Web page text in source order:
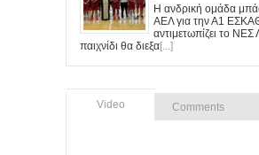
Η ανδρική ομάδα
ΑΕΛ για την Α1
αντιμετωπίζει το ΝΕΣ
παιχνίδι θα διεξα[...]
Video Comments